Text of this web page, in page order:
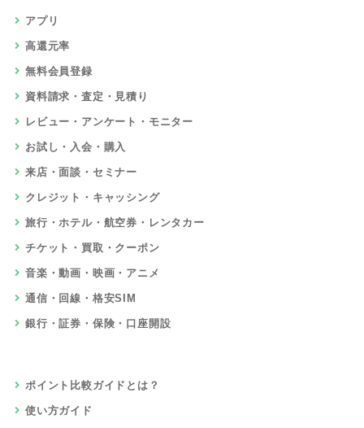
アプリ
高還元率
無料会員登録
資料請求・査定・見積り
レビュー・アンケート・モニター
お試し・入会・購入
来店・面談・セミナー
クレジット・キャッシング
旅行・ホテル・航空券・レンタカー
チケット・買取・クーポン
音楽・動画・映画・アニメ
通信・回線・格安SIM
銀行・証券・保険・口座開設
ポイント比較ガイドとは？
使い方ガイド